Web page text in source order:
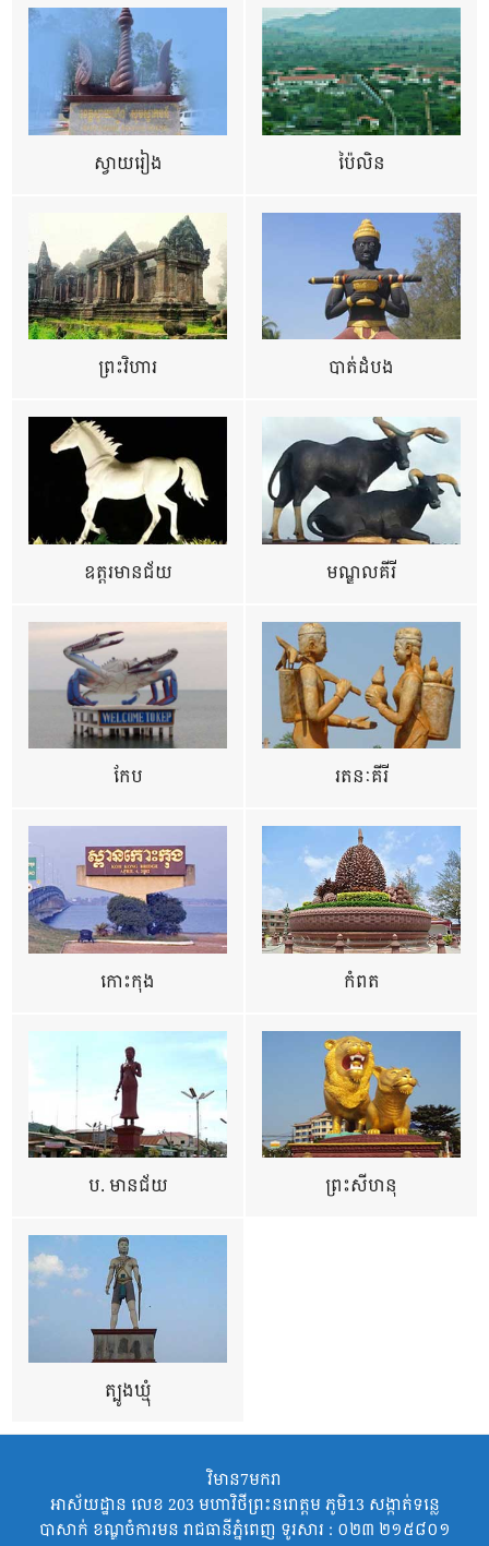
ស្វាយរៀង ប៉ៃលិន
ព្រះវិហារ បាត់ដំបង
ឧត្ដរមានជ័យ មណ្ឌលគីរី
កែប រតនៈគីរី
កោះកុង កំពត
ប. មានជ័យ ព្រះសីហនុ
ត្បូងឃ្មុំ
វិមាន7មករា
អាស័យដ្ឋាន លេខ 203 មហាវិថីព្រះនរោត្តម ភូមិ13 សង្កាត់ទន្លេ
បាសាក់ ខណ្ឌចំការមន រាជធានីភ្នំពេញ ទូរសារ : ០២៣ ២១៥៨០១